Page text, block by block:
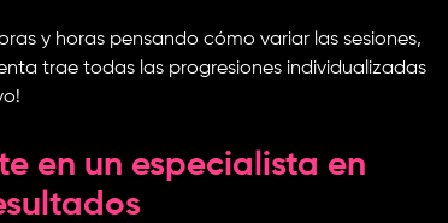
y horas pensando cómo variar las sesiones,
trae todas las progresiones individualizadas
en un especialista en